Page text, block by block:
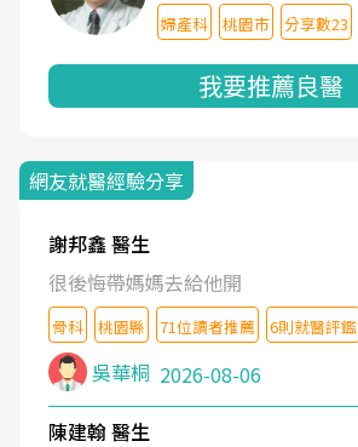
婦產科 桃園市 分享數23
我要推薦良醫
網友就醫經驗分享
謝邦鑫 醫生
很後悔帶媽媽去給他開
骨科 桃園縣 71位讀者推薦 6則就醫評鑑
吳華桐 2026-08-06
陳建翰 醫生